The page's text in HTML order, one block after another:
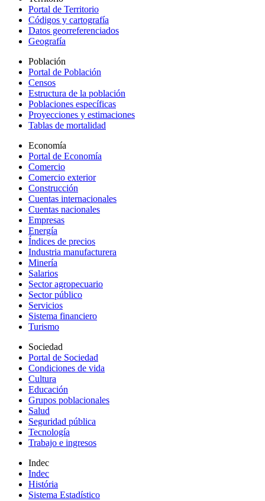
Portal de Territorio
Códigos y cartografía
Datos georreferenciados
Geografía
Población
Portal de Población
Censos
Estructura de la población
Poblaciones específicas
Proyecciones y estimaciones
Tablas de mortalidad
Economía
Portal de Economía
Comercio
Comercio exterior
Construcción
Cuentas internacionales
Cuentas nacionales
Empresas
Energía
Índices de precios
Industria manufacturera
Minería
Salarios
Sector agropecuario
Sector público
Servicios
Sistema financiero
Turismo
Sociedad
Portal de Sociedad
Condiciones de vida
Cultura
Educación
Grupos poblacionales
Salud
Seguridad pública
Tecnología
Trabajo e ingresos
Indec
Indec
História
Sistema Estadístico